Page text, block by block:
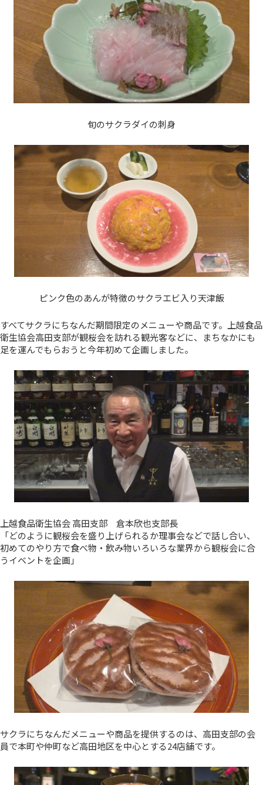
旬のサクラダイの刺身
ピンク色のあんが特徴のサクラエビ入り天津飯
すべてサクラにちなんだ期間限定のメニューや商品です。上越食品
衛生協会高田支部が観桜会を訪れる観光客などに、まちなかにも
足を運んでもらおうと今年初めて企画しました。
上越食品衛生協会 高田支部 倉本欣也支部長
「どのように観桜会を盛り上げられるか理事会などで話し合い、
初めてのやり方で食べ物・飲み物いろいろな業界から観桜会に合
うイベントを企画」
サクラにちなんだメニューや商品を提供するのは、高田支部の会
員で本町や仲町など高田地区を中心とする24店舗です。